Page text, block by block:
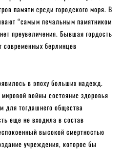
памяти среди городского моря. В
“самым печальным памятником
преувеличения. Бывшая гордость
современных берлинцев
в эпоху больших надежд.
войны состояние здоровья
для тогдашнего общества
еще не входила в состав
высокой смертностью
учреждения, которое бы